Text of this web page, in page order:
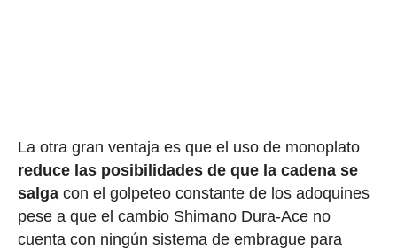
La otra gran ventaja es que el uso de monoplato
reduce las posibilidades de que la cadena se
salgacon el golpeteo constante de los adoquines
pese a que el cambio Shimano Dura-Ace no
cuenta con ningún sistema de embrague para